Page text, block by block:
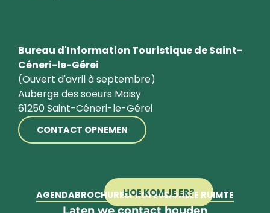
Bureau d'Information Touristique de Saint-
Céneri-le-Gérei
(Ouvert d'avril à septembre)
Auberge des soeurs Moisy
61250 Saint-Céneri-le-Gérei
CONTACT OPNEMEN
HOE KOM JE ER?
AGENDABROCHURESPROFESSIONELE RUIMTE